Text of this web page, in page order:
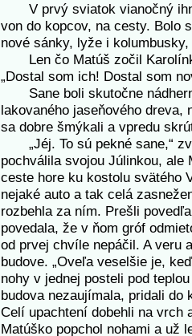
V prvý sviatok vianočný
von do kopcov, na cesty. Bolo
nové sánky, lyže i
Len čo Matúš zočil
„Dostal som ich! Dostal som
Sane boli skutočne
lakovaného jaseňového
sa dobre šmýkali a vpredu
„Jéj. To sú pekné sane,“
pochválila svojou Júlinkou, ale
ceste hore ku kostolu svätého
nejaké auto a tak celá
rozbehla za ním. Prešli
povedala, že v ňom gróf
od prvej chvíle nepáčil. A veru
budove. „Oveľa veselšie je,
nohy v jednej posteli pod
budova nezaujímala, pridali
Celí upachtení dobehli na vrch
Matúško popchol nohami a už